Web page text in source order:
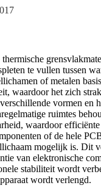
thermische
te vullen tussen
of metalen
waardoor het zich strak
vormen en
ruimtes
waardoor
of de hele
mogelijk is. Dit
van elektronische
stabiliteit wordt
wordt verlengd.